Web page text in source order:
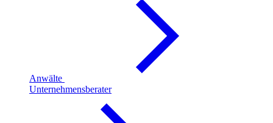
Anwälte
Unternehmensberater